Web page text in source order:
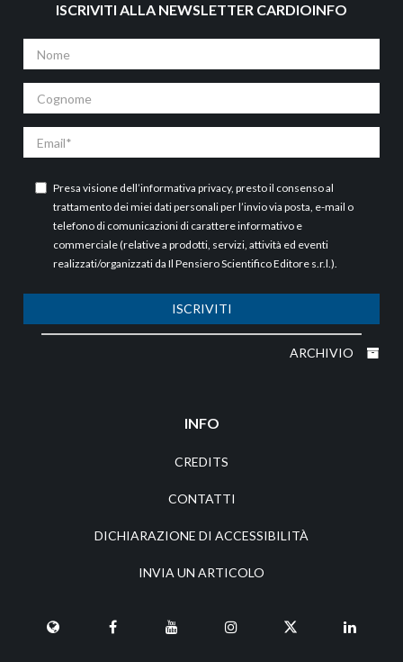
ISCRIVITI ALLA NEWSLETTER CARDIOINFO
Presa visione dell’informativa privacy, presto il consenso al
trattamento dei miei dati personali per l’invio via posta, e-mail o
telefono di comunicazioni di carattere informativo e
commerciale (relative a prodotti, servizi, attività ed eventi
realizzati/organizzati da Il Pensiero Scientifico Editore s.r.l.).
ISCRIVITI
ARCHIVIO
INFO
CREDITS
CONTATTI
DICHIARAZIONE DI ACCESSIBILITÀ
INVIA UN ARTICOLO